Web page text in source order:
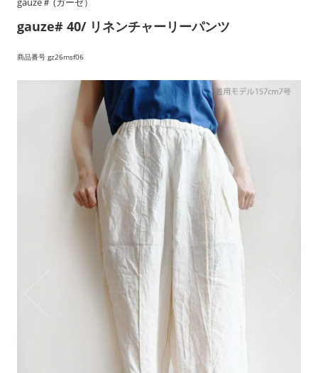
gauze# 40/ リネンチャーリーパンツ
商品番号 gz26msf06